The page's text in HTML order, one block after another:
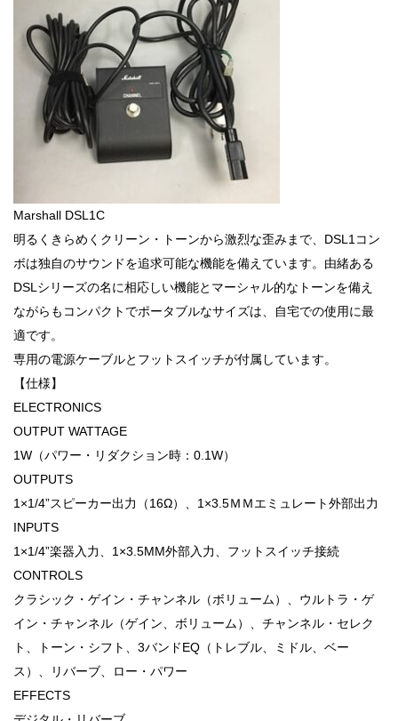
Marshall DSL1C
明るくきらめくクリーン・トーンから激烈な歪みまで、DSL1コン
ボは独自のサウンドを追求可能な機能を備えています。由緒ある
DSLシリーズの名に相応しい機能とマーシャル的なトーンを備え
ながらもコンパクトでポータブルなサイズは、自宅での使用に最
適です。
専用の電源ケーブルとフットスイッチが付属しています。
【仕様】
ELECTRONICS
OUTPUT WATTAGE
1W（パワー・リダクション時：0.1W）
OUTPUTS
1×1/4”スピーカー出力（16Ω）、1×3.5ＭＭエミュレート外部出力
INPUTS
1×1/4”楽器入力、1×3.5MM外部入力、フットスイッチ接続
CONTROLS
クラシック・ゲイン・チャンネル（ボリューム）、ウルトラ・ゲ
イン・チャンネル（ゲイン、ボリューム）、チャンネル・セレク
ト、トーン・シフト、3バンドEQ（トレブル、ミドル、ベー
ス）、リバーブ、ロー・パワー
EFFECTS